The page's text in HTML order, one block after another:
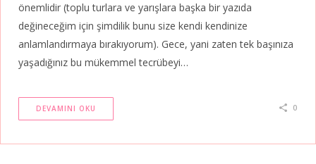
önemlidir (toplu turlara ve yarışlara başka bir yazıda
değineceğim için şimdilik bunu size kendi kendinize
anlamlandırmaya bırakıyorum). Gece, yani zaten tek başınıza
yaşadığınız bu mükemmel tecrübeyi…
DEVAMINI OKU 0